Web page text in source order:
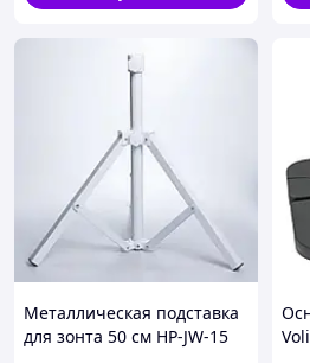
Металлическая подставка
для зонта 50 см HP-JW-15